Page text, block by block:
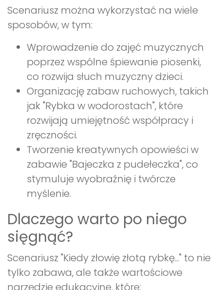
Scenariusz można wykorzystać na wiele
sposobów, w tym:
Wprowadzenie do zajęć muzycznych
poprzez wspólne śpiewanie piosenki,
co rozwija słuch muzyczny dzieci.
Organizację zabaw ruchowych, takich
jak "Rybka w wodorostach", które
rozwijają umiejętność współpracy i
zręczności.
Tworzenie kreatywnych opowieści w
zabawie "Bajeczka z pudełeczka", co
stymuluje wyobraźnię i twórcze
myślenie.
Dlaczego warto po niego
sięgnąć?
Scenariusz "Kiedy złowię złotą rybkę..." to nie
tylko zabawa, ale także wartościowe
narzędzie edukacyjne, które: